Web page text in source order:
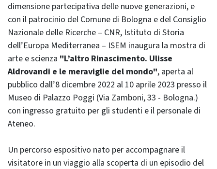
dimensione partecipativa delle nuove generazioni, e
con il patrocinio del Comune di Bologna e del Consiglio
Nazionale delle Ricerche – CNR, Istituto di Storia
dell’Europa Mediterranea – ISEM inaugura la mostra di
arte e scienza "L’altro Rinascimento. Ulisse
Aldrovandi e le meraviglie del mondo", aperta al
pubblico dall’8 dicembre 2022 al 10 aprile 2023 presso il
Museo di Palazzo Poggi (Via Zamboni, 33 - Bologna.)
con ingresso gratuito per gli studenti e il personale di
Ateneo.
Un percorso espositivo nato per accompagnare il
visitatore in un viaggio alla scoperta di un episodio del